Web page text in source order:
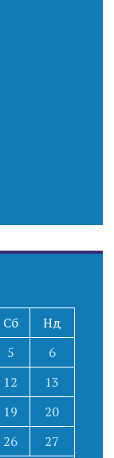
Сб
Нд
5
6
12
13
19
20
26 27